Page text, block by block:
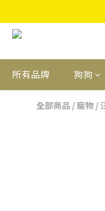
所有品牌 狗狗
全部商品 /寵物 /